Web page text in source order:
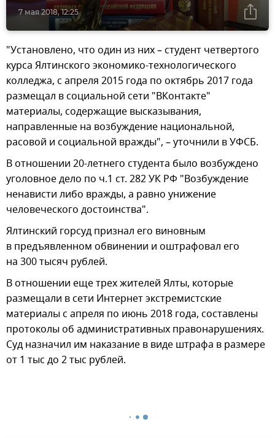
7 мая 2018, 12:25
"Установлено, что один из них – студент четвертого
курса Ялтинского экономико-технологического
колледжа, с апреля 2015 года по октябрь 2017 года
размещал в социальной сети "ВКонтакте"
материалы, содержащие высказывания,
направленные на возбуждение национальной,
расовой и социальной вражды", – уточнили в УФСБ.
В отношении 20-летнего студента было возбуждено
уголовное дело по ч.1 ст. 282 УК РФ "Возбуждение
ненависти либо вражды, а равно унижение
человеческого достоинства".
Ялтинский горсуд признал его виновным
в предъявленном обвинении и оштрафовал его
на 300 тысяч рублей.
В отношении еще трех жителей Ялты, которые
размещали в сети Интернет экстремистские
материалы с апреля по июнь 2018 года, составлены
протоколы об административных правонарушениях.
Суд назначил им наказание в виде штрафа в размере
от 1 тыс до 2 тыс рублей.